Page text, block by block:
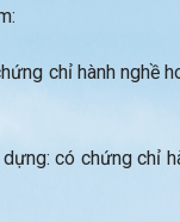
chỉ hành nghề
có chứng chỉ